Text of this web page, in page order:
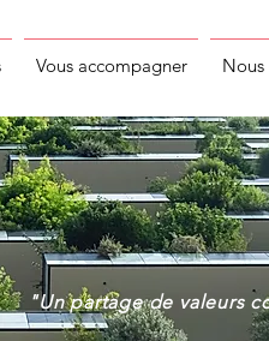
Vous accompagner
"Un partage de valeurs